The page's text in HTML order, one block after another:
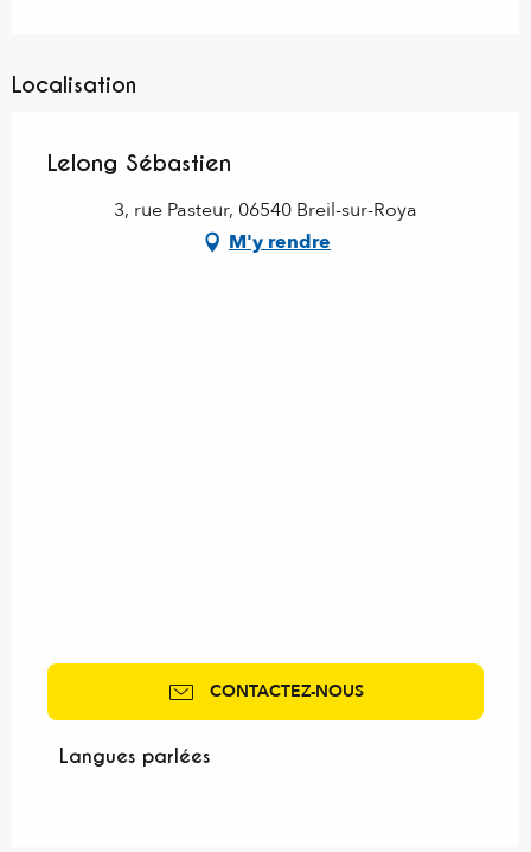
Localisation
Lelong Sébastien
3, rue Pasteur, 06540 Breil-sur-Roya
M'y rendre
CONTACTEZ-NOUS
Langues parlées
Langues parlées